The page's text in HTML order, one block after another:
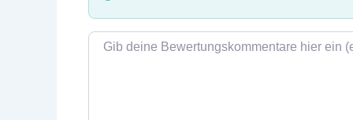
Rezensionstext